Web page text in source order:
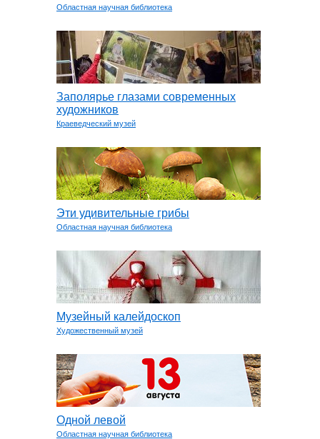
Областная научная библиотека
Заполярье глазами современных
художников
Краеведческий музей
Эти удивительные грибы
Областная научная библиотека
Музейный калейдоскоп
Художественный музей
Одной левой
Областная научная библиотека